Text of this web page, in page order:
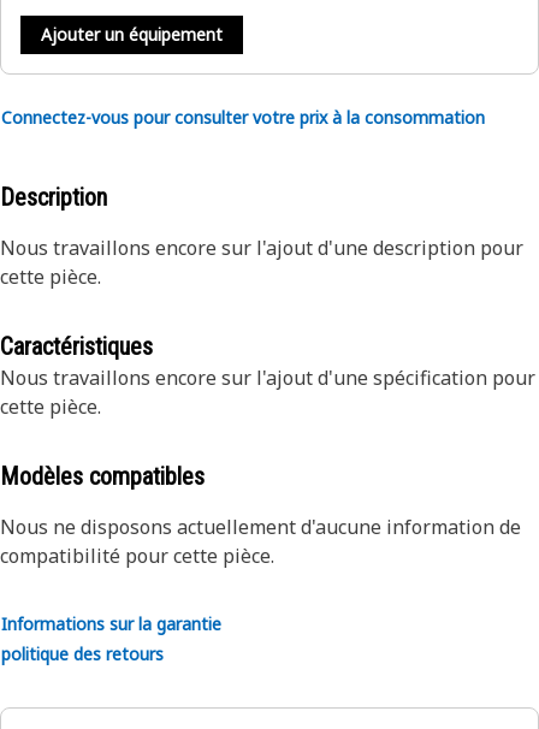
Ajouter un équipement
Connectez-vous pour consulter votre prix à la consommation
Description
Nous travaillons encore sur l'ajout d'une description pour
cette pièce.
Caractéristiques
Nous travaillons encore sur l'ajout d'une spécification pour
cette pièce.
Modèles compatibles
Nous ne disposons actuellement d'aucune information de
compatibilité pour cette pièce.
Informations sur la garantie
politique des retours